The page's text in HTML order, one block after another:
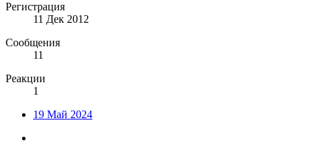
Регистрация
11 Дек 2012
Сообщения
11
Реакции
1
19 Май 2024